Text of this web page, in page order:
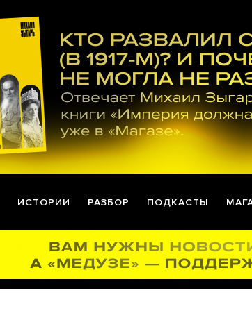
ИСТОРИИ РАЗБОР ПОДКАСТЫ